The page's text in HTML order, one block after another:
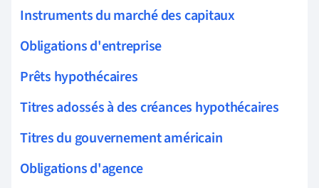
Instruments du marché des capitaux
Obligations d'entreprise
Prêts hypothécaires
Titres adossés à des créances hypothécaires
Titres du gouvernement américain
Obligations d'agence